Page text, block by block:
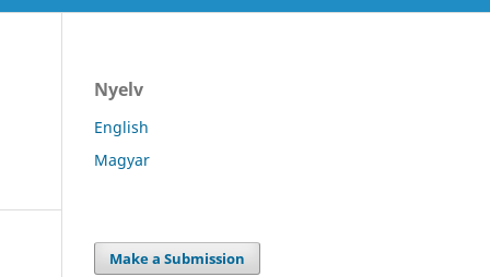
Nyelv
English
Magyar
Make a Submission